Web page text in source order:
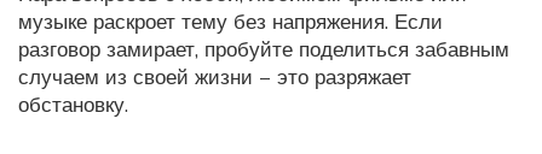
музыке раскроет тему без напряжения. Если
разговор замирает, пробуйте поделиться забавным
случаем из своей жизни – это разряжает
обстановку.